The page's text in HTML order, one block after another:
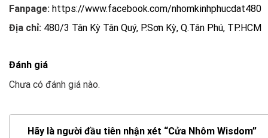
Fanpage: https://www.facebook.com/nhomkinhphucdat480
Địa chỉ: 480/3 Tân Kỳ Tân Quý, P.Sơn Kỳ, Q.Tân Phú, TP.HCM
Đánh giá
Chưa có đánh giá nào.
Hãy là người đầu tiên nhận xét “Cửa Nhôm Wisdom”